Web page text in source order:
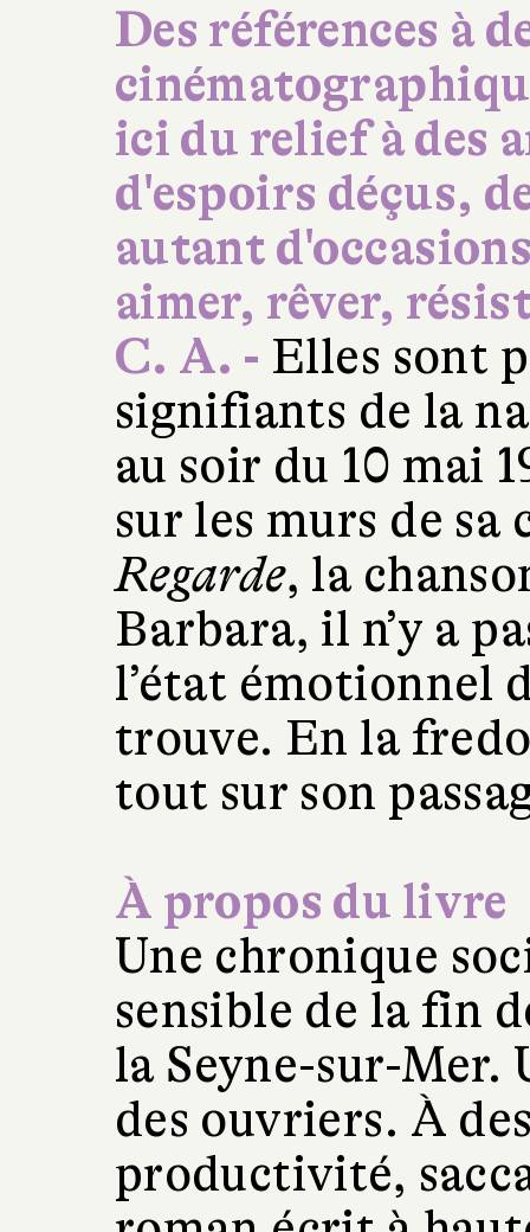
Des références à
ici du relief à des
d'espoirs déçus,
autant
aimer, rêver,
C. A. - Elles sont
signifiants de la
au soir du 10 mai
sur les murs de sa
Regarde, la
Barbara, il n’y a
l’état émotionnel
trouve. En la
tout sur son
À propos du livre
Une chronique
sensible de la fin
la Seyne-sur-Mer.
des ouvriers. À
productivité,